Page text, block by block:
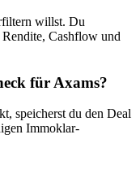
willst. Du
Cashflow und
für Axams?
speicherst du den Deal
Immoklar-